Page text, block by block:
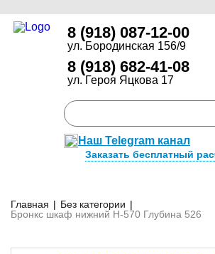
8 (918) 087-12-00
ул. Бородинская 156/9
8 (918) 682-41-08
ул. Героя Яцкова 17
Наш Telegram канал
Заказать бесплатный
Главная | Без категории |
Бронкс шкаф нижний Н-570 Глубина 526